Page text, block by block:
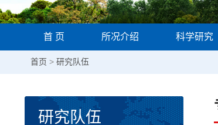
首 页 所况介绍 科学研究
首页 > 研究队伍
研究队伍